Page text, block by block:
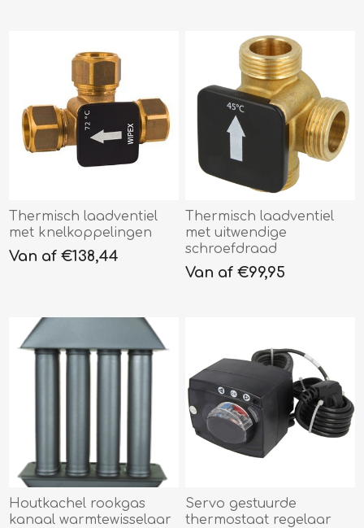
Thermisch laadventiel
met knelkoppelingen
Van af €138,44
Thermisch laadventiel
met uitwendige
schroefdraad
Van af €99,95
Houtkachel rookgas
kanaal warmtewisselaar
Servo gestuurde
thermostaat regelaar